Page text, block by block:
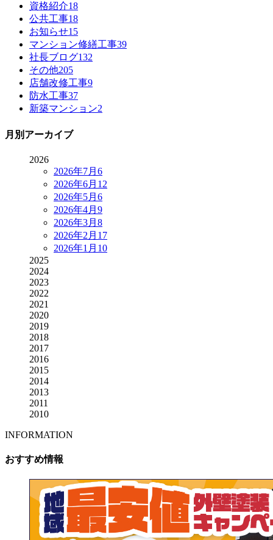
資格紹介18
公共工事18
お知らせ15
マンション修繕工事39
社長ブログ132
その他205
店舗改修工事9
防水工事37
新築マンション2
月別アーカイブ
2026
2026年7月 6
2026年6月 12
2026年5月 6
2026年4月 9
2026年3月 8
2026年2月 17
2026年1月 10
2025
2024
2023
2022
2021
2020
2019
2018
2017
2016
2015
2014
2013
2011
2010
INFORMATION
おすすめ情報